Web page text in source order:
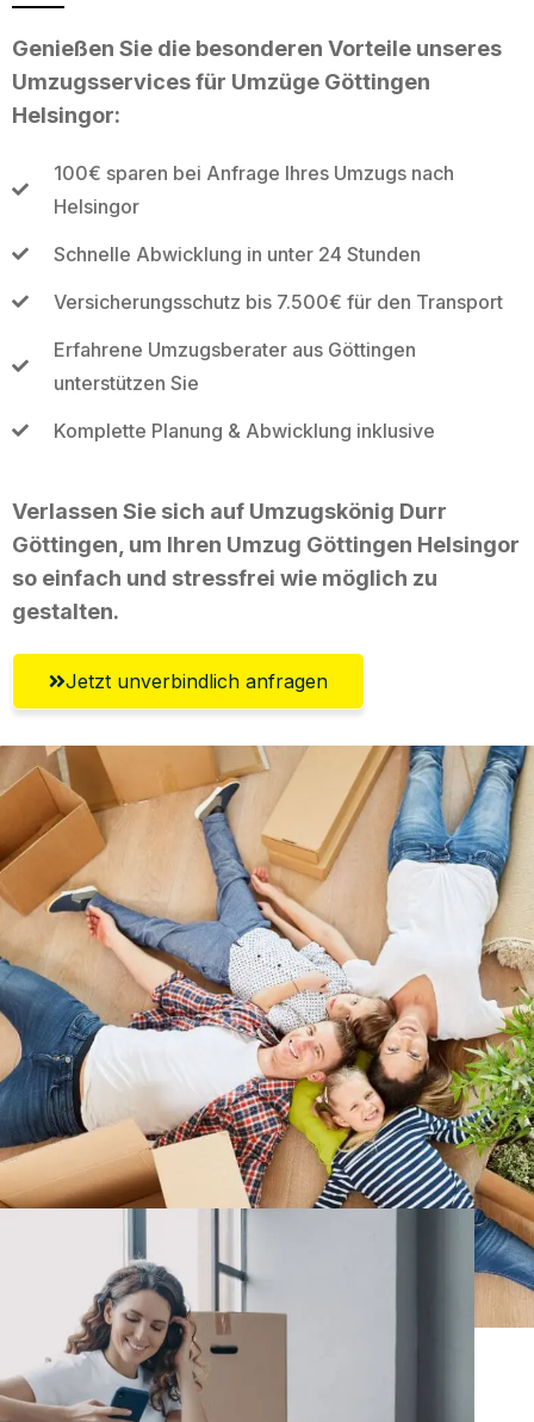
Genießen Sie die besonderen Vorteile unseres
Umzugsservices für Umzüge Göttingen
Helsingor:
100€ sparen bei Anfrage Ihres Umzugs nach
Helsingor
Schnelle Abwicklung in unter 24 Stunden
Versicherungsschutz bis 7.500€ für den Transport
Erfahrene Umzugsberater aus Göttingen
unterstützen Sie
Komplette Planung & Abwicklung inklusive
Verlassen Sie sich auf Umzugskönig Durr
Göttingen, um Ihren Umzug Göttingen Helsingor
so einfach und stressfrei wie möglich zu
gestalten.
Jetzt unverbindlich anfragen